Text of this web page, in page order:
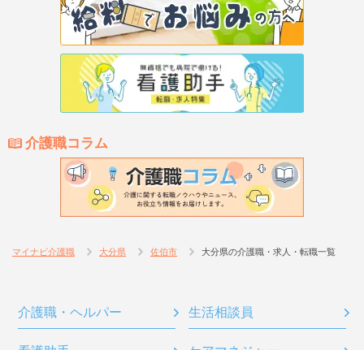
介護職コラム
マイナビ介護職 大分県 佐伯市 大分県の介護職・求人・転職一覧
介護職・ヘルパー 生活相談員